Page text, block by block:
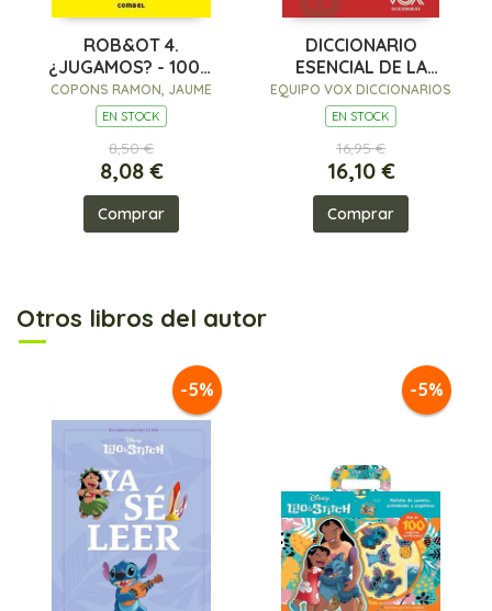
ROB&OT 4.
¿JUGAMOS? - 100%
PEFC
COPONS RAMON, JAUME
EN STOCK
8,50 €
8,08 €
Comprar
DICCIONARIO
ESENCIAL DE LA
LENGUA ESPAÑOLA
EQUIPO VOX DICCIONARIOS
EN STOCK
16,95 €
16,10 €
Comprar
Otros libros del autor
-5% -5%